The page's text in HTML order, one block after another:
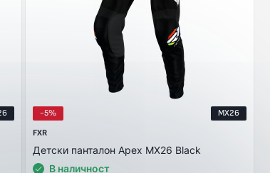
-5%
MX26
FXR
Детски панталон Apex MX26 Black
В наличност